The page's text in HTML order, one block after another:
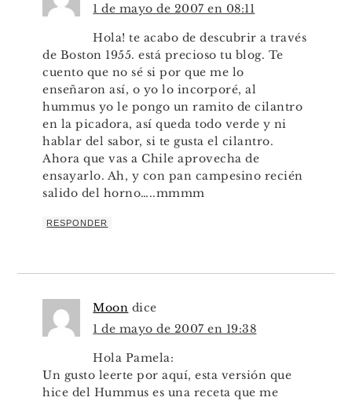
1 de mayo de 2007 en 08:11
Hola! te acabo de descubrir a través
de Boston 1955. está precioso tu blog. Te
cuento que no sé si por que me lo
enseñaron así, o yo lo incorporé, al
hummus yo le pongo un ramito de cilantro
en la picadora, así queda todo verde y ni
hablar del sabor, si te gusta el cilantro.
Ahora que vas a Chile aprovecha de
ensayarlo. Ah, y con pan campesino recién
salido del horno…..mmmm
RESPONDER
Moon dice
1 de mayo de 2007 en 19:38
Hola Pamela:
Un gusto leerte por aquí, esta versión que
hice del Hummus es una receta que me